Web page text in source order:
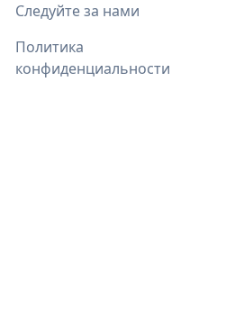
Следуйте за нами
Политика
конфиденциальности